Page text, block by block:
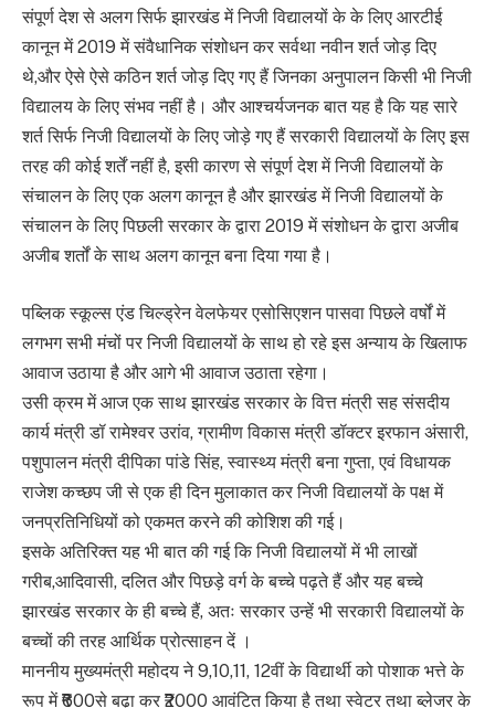
संपूर्ण देश से अलग सिर्फ झारखंड में निजी विद्यालयों के के लिए आरटीई
कानून में 2019 में संवैधानिक संशोधन कर सर्वथा नवीन शर्त जोड़ दिए
थे,और ऐसे ऐसे कठिन शर्त जोड़ दिए गए हैं जिनका अनुपालन किसी भी निजी
विद्यालय के लिए संभव नहीं है। और आश्चर्यजनक बात यह है कि यह सारे
शर्त सिर्फ निजी विद्यालयों के लिए जोड़े गए हैं सरकारी विद्यालयों के लिए इस
तरह की कोई शर्तें नहीं है, इसी कारण से संपूर्ण देश में निजी विद्यालयों के
संचालन के लिए एक अलग कानून है और झारखंड में निजी विद्यालयों के
संचालन के लिए पिछली सरकार के द्वारा 2019 में संशोधन के द्वारा अजीब
अजीब शर्तों के साथ अलग कानून बना दिया गया है।
पब्लिक स्कूल्स एंड चिल्ड्रेन वेलफेयर एसोसिएशन पासवा पिछले वर्षों में
लगभग सभी मंचों पर निजी विद्यालयों के साथ हो रहे इस अन्याय के खिलाफ
आवाज उठाया है और आगे भी आवाज उठाता रहेगा।
उसी क्रम में आज एक साथ झारखंड सरकार के वित्त मंत्री सह संसदीय
कार्य मंत्री डॉ रामेश्वर उरांव, ग्रामीण विकास मंत्री डॉक्टर इरफान अंसारी,
पशुपालन मंत्री दीपिका पांडे सिंह, स्वास्थ्य मंत्री बना गुप्ता, एवं विधायक
राजेश कच्छप जी से एक ही दिन मुलाकात कर निजी विद्यालयों के पक्ष में
जनप्रतिनिधियों को एकमत करने की कोशिश की गई।
इसके अतिरिक्त यह भी बात की गई कि निजी विद्यालयों में भी लाखों
गरीब,आदिवासी, दलित और पिछड़े वर्ग के बच्चे पढ़ते हैं और यह बच्चे
झारखंड सरकार के ही बच्चे हैं, अतः सरकार उन्हें भी सरकारी विद्यालयों के
बच्चों की तरह आर्थिक प्रोत्साहन दें ।
माननीय मुख्यमंत्री महोदय ने 9,10,11, 12वीं के विद्यार्थी को पोशाक भत्ते के
रूप में ₹600से बढ़ा कर ₹2000 आवंटित किया है तथा स्वेटर तथा ब्लेजर के